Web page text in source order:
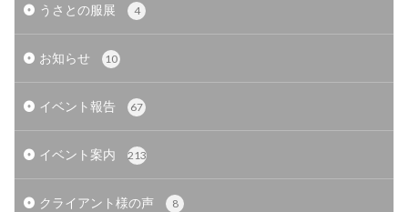
うさとの服展 4
お知らせ 10
イベント報告 67
イベント案内 213
クライアント様の声 8